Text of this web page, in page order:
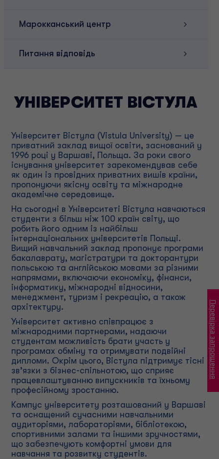
Марокканський центр
Питання відповідь
УНІВЕРСИТЕТ ВІСТУЛА
Університет Вістула (Vistula University) — це
приватний заклад вищої освіти, заснований у
1996 році у Варшаві, Польща. За роки свого
існування університет зарекомендував себе
як один із провідних приватних вишів країни,
пропонуючи якісну освіту та міжнародне
академічне середовище.
На сьогодні в Університеті Вістула навчаються
студенти з більш ніж 100 країн світу, що
робить його одним із найбільш
інтернаціональних університетів Польщі.
Вищий навчальний заклад пропонує програми
бакалаврату, магістратури та докторантури
польською та англійською мовами за різними
напрямами, включаючи економіку, фінанси,
інформатику, міжнародні відносини,
менеджмент, туризм і рекреацію, а також
архітектуру.
Університет активно співпрацює з
міжнародними партнерами, надаючи
студентам можливість брати участь у
програмах обміну та отримувати подвійні
дипломи. Окрім цього, Вістула підтримує тісні
зв’язки з бізнес-спільнотою, що сприяє
працевлаштуванню випускників та їхньому
професійному зростанню.
Кампус університету розташований у Варшаві
та оснащений сучасними навчальними
аудиторіями, лабораторіями, бібліотекою,
спортивними залами та іншими зручностями,
що забезпечують комфортні умови для
навчання та розвитку студентів.
Перевірка запрошення